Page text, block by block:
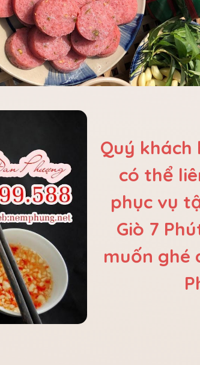
Quý
có thể
phục vụ
Giò 7
muốn ghé